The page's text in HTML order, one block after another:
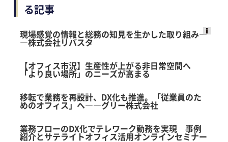
る記事
現場感覚の情報と総務の知見を生かした取り組み―
―株式会社リバスタ
【オフィス市況】生産性が上がる非日常空間へ
「より良い場所」のニーズが高まる
移転で業務を再設計、DX化も推進。「従業員のた
めのオフィス」へ――グリー株式会社
業務フローのDX化でテレワーク勤務を実現 事例
紹介とサテライトオフィス活用オンラインセミナー